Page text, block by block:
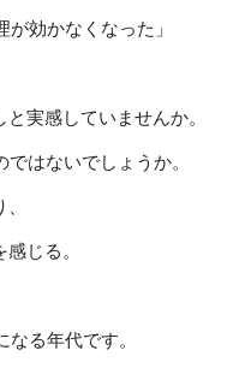
効かなくなった」
実感していませんか。
はないでしょうか。
じる。
る年代です。